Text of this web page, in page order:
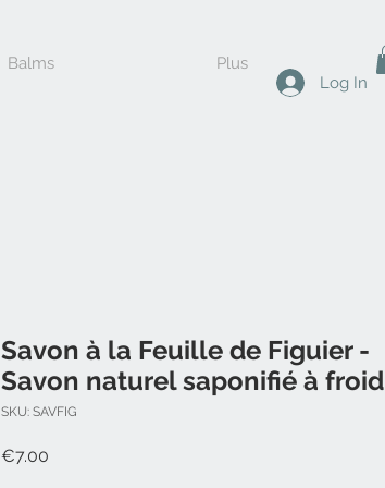
Balms
Plus
Log In
Savon à la Feuille de Figuier -
Savon naturel saponifié à froid
SKU: SAVFIG
€7.00